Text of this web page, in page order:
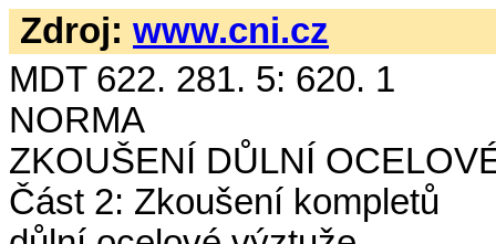
Zdroj: www.cni.cz
MDT 622. 281. 5:
NORMA
ZKOUŠENÍ DŮLNÍ
Část 2: Zkoušení kompletů